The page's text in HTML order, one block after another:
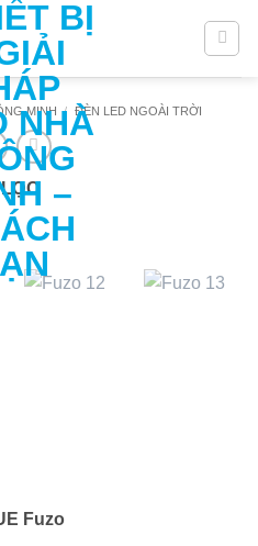
MINH / ĐÈN LED NGOÀI TRỜI
LỌC
Fuzo